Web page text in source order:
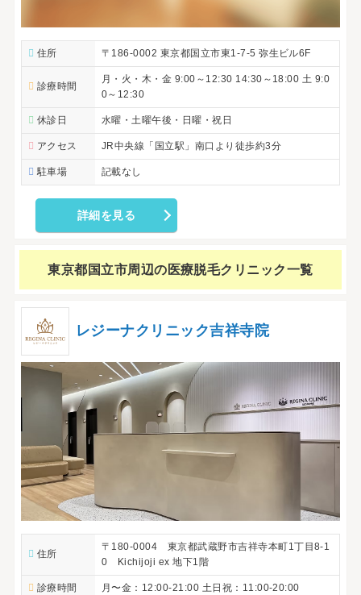
住所 〒186-0002 東京都国立市東1-7-5 弥生ビル6F
診療時間
月・火・木・金 9:00～12:30 14:30～18:00 土 9:0
0～12:30
休診日 水曜・土曜午後・日曜・祝日
アクセス JR中央線「国立駅」南口より徒歩約3分
駐車場 記載なし
詳細を見る
東京都国立市周辺の 医療脱毛クリニック一覧
レジーナクリニック吉祥寺院
住所
〒180-0004 東京都武蔵野市吉祥寺本町1丁目8-1
0 Kichijoji ex 地下1階
診療時間 月〜金：12:00-21:00 土日祝：11:00-20:00